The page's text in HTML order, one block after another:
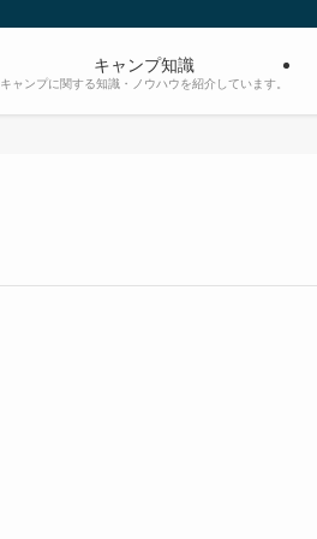
キャンプ知識
キャンプに関する知識・ノウハウを紹介しています。